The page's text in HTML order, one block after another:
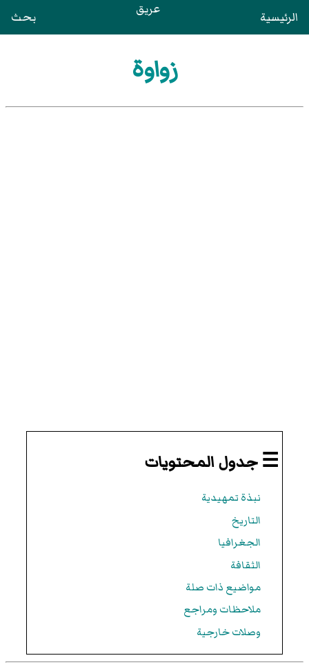
الرئيسية عريق بحث
زواوة
☰ جدول المحتويات
نبذة تمهيدية
التاريخ
الجغرافيا
الثقافة
مواضيع ذات صلة
ملاحظات ومراجع
وصلات خارجية